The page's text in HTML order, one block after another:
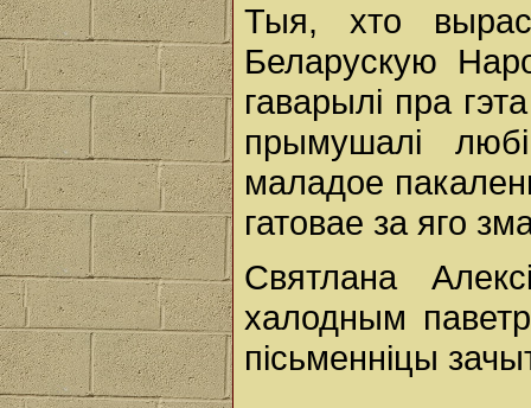
Тыя, хто
Беларускую
гаварылі пра
прымушалі
маладое
гатовае за яго
Святлана
халодным
пісьменніцы